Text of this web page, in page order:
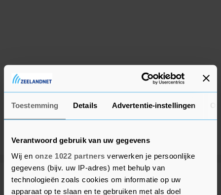
Toestemming Details Advertentie-instellingen
Verantwoord gebruik van uw gegevens
Wij en onze 1022 partners verwerken je persoonlijke
gegevens (bijv. uw IP-adres) met behulp van
technologieën zoals cookies om informatie op uw
apparaat op te slaan en te gebruiken met als doel
Meer uit Vlissingen